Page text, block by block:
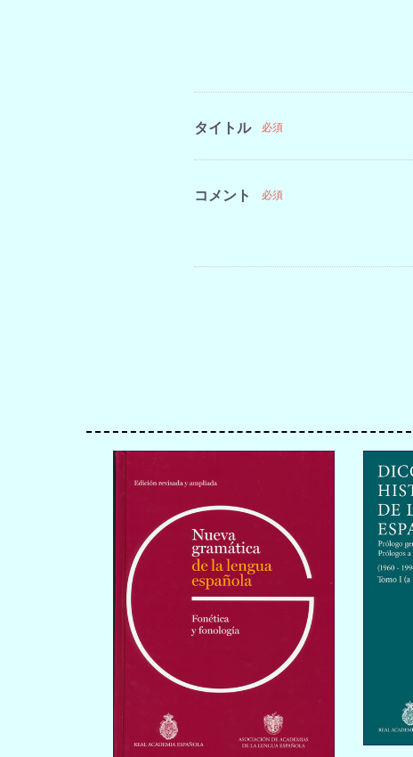
タイトル 必須
コメント 必須